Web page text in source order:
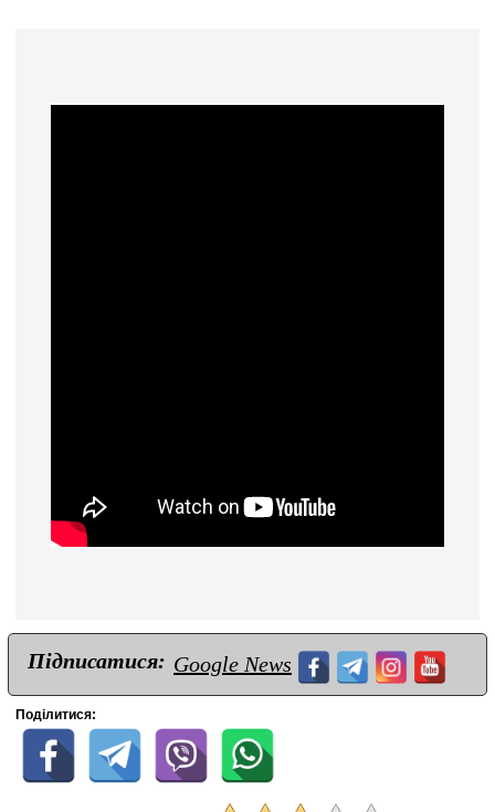
Підписатися: Google News
Поділитися: